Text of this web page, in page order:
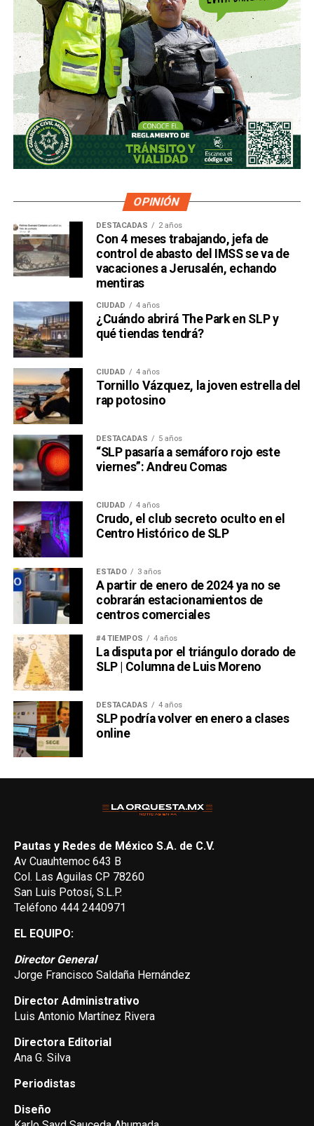
OPINIÓN
DESTACADAS 2 años
Con 4 meses trabajando, jefa de
control de abasto del IMSS se va de
vacaciones a Jerusalén, echando
mentiras
CIUDAD 4 años
¿Cuándo abrirá The Park en SLP y
qué tiendas tendrá?
CIUDAD 4 años
Tornillo Vázquez, la joven estrella del
rap potosino
DESTACADAS 5 años
“SLP pasaría a semáforo rojo este
viernes”: Andreu Comas
CIUDAD 4 años
Crudo, el club secreto oculto en el
Centro Histórico de SLP
ESTADO 3 años
A partir de enero de 2024 ya no se
cobrarán estacionamientos de
centros comerciales
#4 TIEMPOS 4 años
La disputa por el triángulo dorado de
SLP | Columna de Luis Moreno
DESTACADAS 4 años
SLP podría volver en enero a clases
online
Pautas y Redes de México S.A. de C.V.
Av Cuauhtemoc 643 B
Col. Las Aguilas CP 78260
San Luis Potosí, S.L.P.
Teléfono 444 2440971
EL EQUIPO:
Director General
Jorge Francisco Saldaña Hernández
Director Administrativo
Luis Antonio Martínez Rivera
Directora Editorial
Ana G. Silva
Periodistas
Diseño